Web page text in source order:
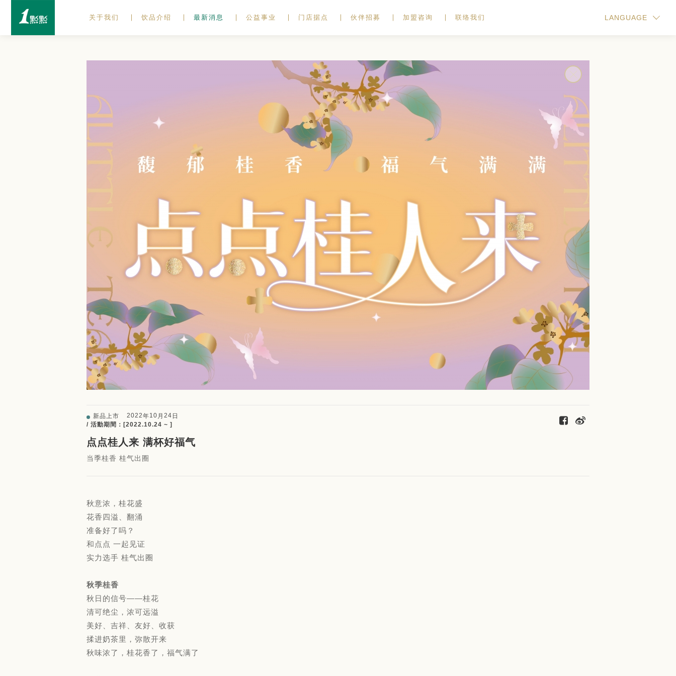
关于我们 饮品介绍 最新消息 公益事业 门店据点 伙伴招募 加盟咨询 联络我们 LANGUAGE
新品上市 2022年10 月 24 日
/ 活動期間：[2022.10.24 ~ ]
点点桂人来 满杯好福气
当季桂香 桂气出圈
秋意浓，桂花盛
花香四溢、翻涌
准备好了吗？
和点点 一起见证
实力选手 桂气出圈
秋季桂香
秋日的信号——桂花
清可绝尘，浓可远溢
美好、吉祥、友好、收获
揉进奶茶里，弥散开来
秋味浓了，桂花香了，福气满了